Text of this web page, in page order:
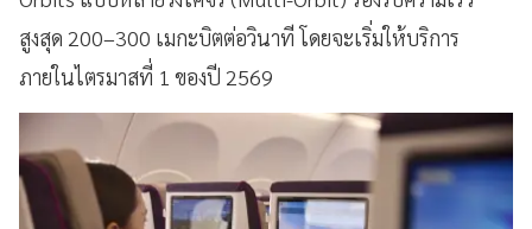
สูงสุด 200–300 เมกะบิตต่อวินาที โดยจะเริ่มให้บริการ
ภายในไตรมาสที่ 1 ของปี 2569